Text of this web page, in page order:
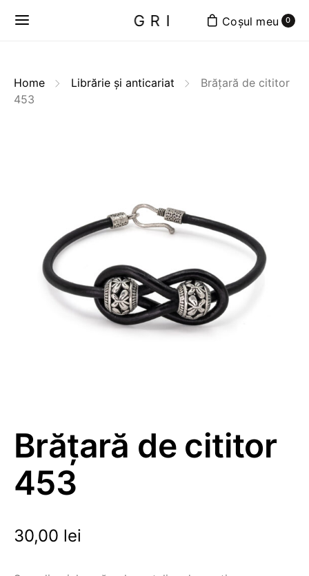
GRI 0
Home Librărie și anticariat
Brățară de cititor
453
Brățară de cititor
453
30,00 lei